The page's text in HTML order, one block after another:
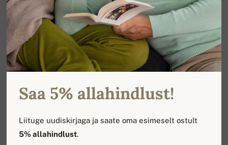
Saa 5% allahindlust!
Liituge uudiskirjaga ja saate oma esimeselt ostult
5% allahindlust.